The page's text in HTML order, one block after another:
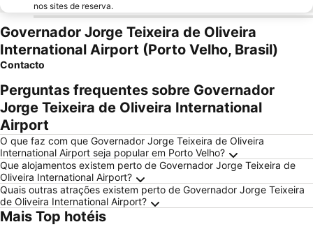
nos sites de reserva.
Governador Jorge Teixeira de Oliveira
International Airport (Porto Velho, Brasil)
Contacto
Perguntas frequentes sobre Governador
Jorge Teixeira de Oliveira International
Airport
O que faz com que Governador Jorge Teixeira de Oliveira
International Airport seja popular em Porto Velho?
Que alojamentos existem perto de Governador Jorge Teixeira de
Oliveira International Airport?
Quais outras atrações existem perto de Governador Jorge Teixeira
de Oliveira International Airport?
Mais Top hotéis